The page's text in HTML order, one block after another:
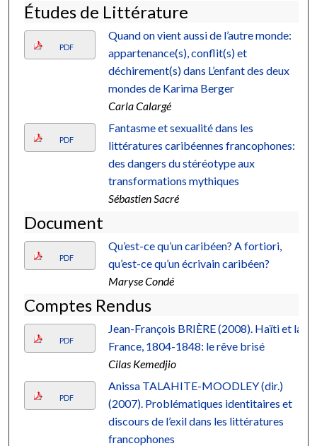
Études de Littérature
PDF
Quand on vient aussi de l’autre monde:
appartenance(s), conflit(s) et
déchirement(s) dans L’enfant des deux
mondes de Karima Berger
Carla Calargé
PDF
Fantasme et sexualité dans les
littératures caribéennes francophones:
des dangers du stéréotype aux
transformations mythiques
Sébastien Sacré
Document
PDF
Qu’est-ce qu’un caribéen? A fortiori,
qu’est-ce qu’un écrivain caribéen?
Maryse Condé
Comptes Rendus
PDF
Jean-François BRIÈRE (2008). Haïti et la
France, 1804-1848: le rêve brisé
Cilas Kemedjio
PDF
Anissa TALAHITE-MOODLEY (dir.)
(2007). Problématiques identitaires et
discours de l’exil dans les littératures
francophones